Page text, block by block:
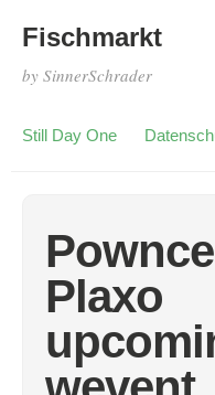
Fischmarkt
by SinnerSchrader
Still Day One
Plaxo